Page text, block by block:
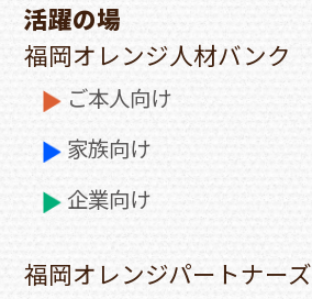
活躍の場
福岡オレンジ人材バンク
ご本人向け
家族向け
企業向け
福岡オレンジパートナーズ